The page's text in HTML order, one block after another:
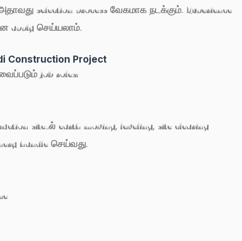
selection process வேகமாக நடக்கும். Experience
apply செய்யலாம்.
Construction Project
job roles:
site-ல் earth moving, leveling, site clearing
handle செய்வது.